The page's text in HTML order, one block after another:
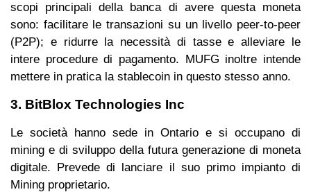
scopi principali della banca di avere questa moneta
sono: facilitare le transazioni su un livello peer-to-peer
(P2P); e ridurre la necessità di tasse e alleviare le
intere procedure di pagamento. MUFG inoltre intende
mettere in pratica la stablecoin in questo stesso anno.
3. BitBlox Technologies Inc
Le società hanno sede in Ontario e si occupano di
mining e di sviluppo della futura generazione di moneta
digitale. Prevede di lanciare il suo primo impianto di
Mining proprietario.